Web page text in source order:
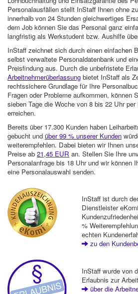
Personalausfällen stellt InStaff Ihnen ohne
innerhalb von 24 Stunden gleichwertiges
dem Job können Sie das Personal ganz
langfristig als Werkstudent bzw. Aushilfe
InStaff zeichnet sich durch einen einfachen
selbst verwaltete Personaldatenbank und
Preisfindung aus. Durch die unbefristete
Arbeitnehmerüberlassung bietet InStaff als
rechtssichere Grundlage für Ihre
Fragen oder Probleme aufkommen, können
sieben Tage die Woche von 8 bis 22 Uhr
erreichen.
Bereits über 17.300 Kunden haben
gebucht und über 99 % unserer Kunden
weiterempfehlen. Dabei bieten wir Ihnen
Preise ab 21,45 EUR an. Stellen Sie Ihre
Personalanfrage bis 18 Uhr und wir können
eine Personalauswahl senden.
InStaff ist durch
Dienstleister
%
echten
zu den
InStaff wurde von
Erlaubnis zur
über die